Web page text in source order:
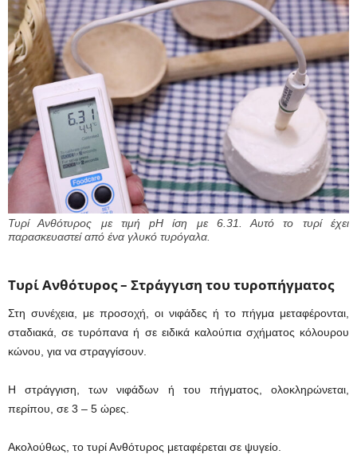
Τυρί Ανθότυρος με τιμή pH ίση με 6.31. Αυτό το τυρί έχει
παρασκευαστεί από ένα γλυκό τυρόγαλα.
Τυρί Ανθότυρος – Στράγγιση του τυροπήγματος
Στη συνέχεια, με προσοχή, οι νιφάδες ή το πήγμα μεταφέρονται,
σταδιακά, σε τυρόπανα ή σε ειδικά καλούπια σχήματος κόλουρου
κώνου, για να στραγγίσουν.
Η στράγγιση, των νιφάδων ή του πήγματος, ολοκληρώνεται,
περίπου, σε 3 – 5 ώρες.
Ακολούθως, το τυρί Ανθότυρος μεταφέρεται σε ψυγείο.